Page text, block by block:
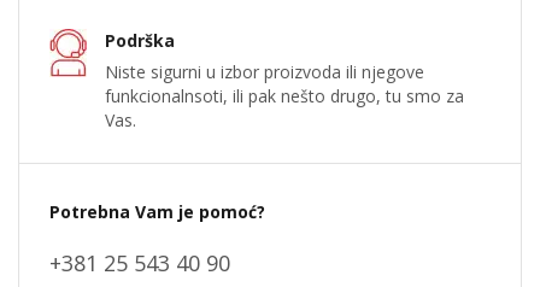
Podrška
Niste sigurni u izbor proizvoda ili njegove
funkcionalnsoti, ili pak nešto drugo, tu smo za
Vas.
Potrebna Vam je pomoć?
+381 25 543 40 90